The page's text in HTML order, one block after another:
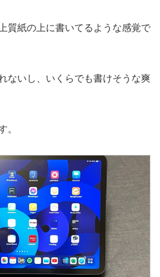
質紙の上に書いてるような感覚で
ないし、いくらでも書けそうな爽
。